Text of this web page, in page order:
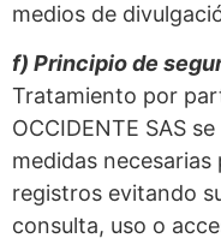
medios de
f) Principio de
Tratamiento por
OCCIDENTE SAS
medidas
registros evitando
consulta, uso o